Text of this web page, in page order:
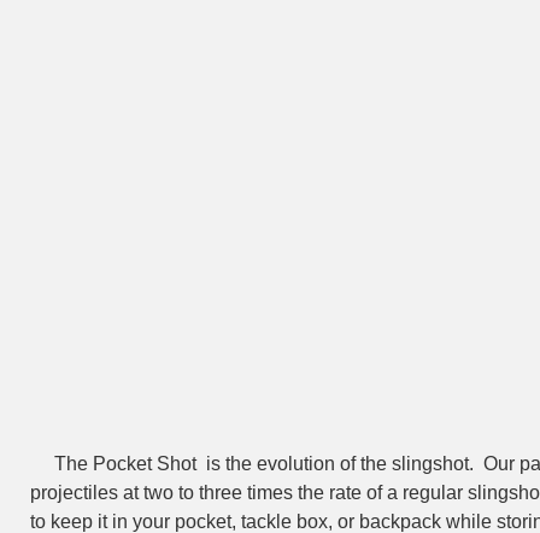
The Pocket Shot is the evolution of the slingshot. Our
projectiles at two to three times the rate of a regular
to keep it in your pocket, tackle box, or backpack while